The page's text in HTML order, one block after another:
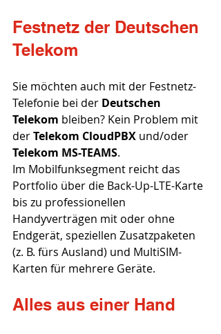
Festnetz der Deutschen
Telekom
Sie möchten auch mit der Festnetz-
Telefonie bei der Deutschen
Telekom bleiben? Kein Problem mit
der Telekom CloudPBX und/oder
Telekom MS-TEAMS.
Im Mobilfunksegment reicht das
Portfolio über die Back-Up-LTE-Karte
bis zu professionellen
Handyverträgen mit oder ohne
Endgerät, speziellen Zusatzpaketen
(z. B. fürs Ausland) und MultiSIM-
Karten für mehrere Geräte.
Alles aus einer Hand